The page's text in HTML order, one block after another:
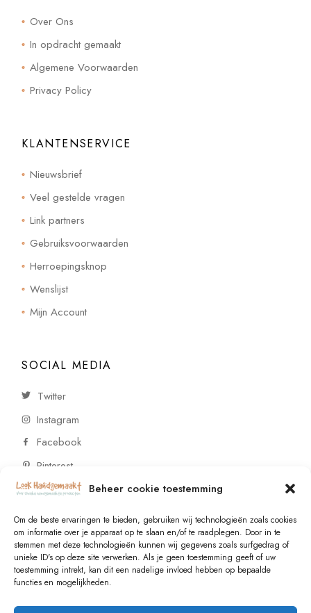
Beheer cookie toestemming
Om de beste ervaringen te bieden, gebruiken wij technologieën zoals cookies
om informatie over je apparaat op te slaan en/of te raadplegen. Door in te
stemmen met deze technologieën kunnen wij gegevens zoals surfgedrag of
unieke ID's op deze site verwerken. Als je geen toestemming geeft of uw
toestemming intrekt, kan dit een nadelige invloed hebben op bepaalde
functies en mogelijkheden.
Over Ons
In opdracht gemaakt
Algemene Voorwaarden
Privacy Policy
KLANTENSERVICE
Nieuwsbrief
Veel gestelde vragen
Link partners
Gebruiksvoorwaarden
Herroepingsknop
Wenslijst
Mijn Account
SOCIAL MEDIA
Twitter
Instagram
Facebook
Pinterest
CONTACT
Vragen of wensen? Neem contact op!
+31 (0)6 229 021 29